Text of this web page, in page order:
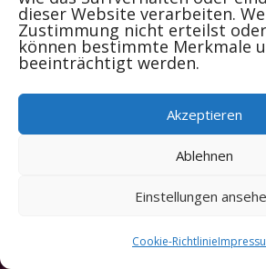
dieser Website verarbeiten.
Zustimmung nicht erteilst
können bestimmte Merkmale
beeinträchtigt werden.
Akzeptieren
Ablehnen
Einstellungen
Cookie-Richtlinie
Newsletter Veranstalter
Log In
Cookie-
(c) 2025 by ZiriuZ Music